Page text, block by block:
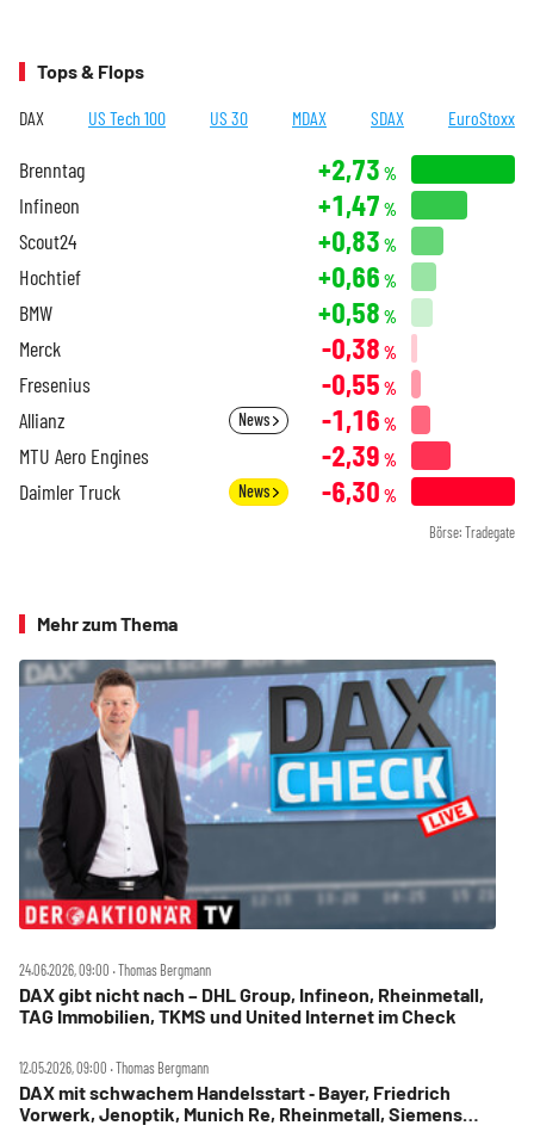
Tops & Flops
DAX US Tech 100 US 30 MDAX SDAX EuroStoxx
Brenntag +2,73 %
Infineon +1,47 %
Scout24 +0,83 %
Hochtief +0,66 %
BMW +0,58 %
Merck -0,38 %
Fresenius -0,55 %
Allianz News -1,16 %
MTU Aero Engines -2,39 %
Daimler Truck News -6,30 %
Börse: Tradegate
Mehr zum Thema
24.06.2026, 09:00 ‧ Thomas Bergmann
DAX gibt nicht nach – DHL Group, Infineon, Rheinmetall,
TAG Immobilien, TKMS und United Internet im Check
12.05.2026, 09:00 ‧ Thomas Bergmann
DAX mit schwachem Handelsstart ‑ Bayer, Friedrich
Vorwerk, Jenoptik, Munich Re, Rheinmetall, Siemens